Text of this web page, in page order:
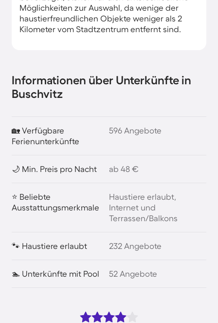
Möglichkeiten zur Auswahl, da wenige der
haustierfreundlichen Objekte weniger als 2
Kilometer vom Stadtzentrum entfernt sind.
Informationen über Unterkünfte in
Buschvitz
🏡 Verfügbare
Ferienunterkünfte
596 Angebote
🌙 Min. Preis pro Nacht ab 48 €
⭐ Beliebte
Ausstattungsmerkmale
Haustiere erlaubt,
Internet und
Terrassen/Balkons
🐾 Haustiere erlaubt 232 Angebote
🏊 Unterkünfte mit Pool 52 Angebote